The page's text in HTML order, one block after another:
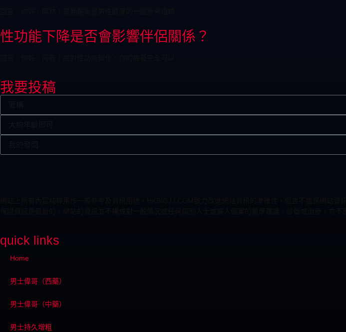
性功能下降是否會影響伴侶關係？
我要投稿
quick links
Home
男士偉哥（西藥）
男士偉哥（中藥）
男士持久增粗